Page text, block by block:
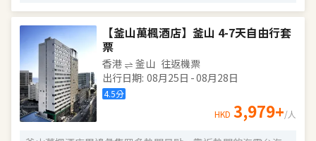
外游泳池等眾多度假設施。此酒店還提供免費 WiFi和禮賓服
務。 酒店設有 5 間餐廳，您可以去LeBlanc簡單吃一點；也
可以待在房間裏，享受 24 小時送餐服務。 自助式早餐（收
費）工作日和週末供應時間為：08:00 至 13:30。 特色服務/
設施包括乾洗/洗衣服務、24 小時前台服務和行李寄存。酒店
提供免費自助停車。 有 114 間空調客房提供平板電腦和迷你
吧；您定能在旅途中找到家的舒適。您的卧床備有羽絨被和
高檔床上用品。客房設有私人陽台。提供免費無線網絡，方
便您與朋友保持聯繫。配備獨立的浴缸和淋浴的私人浴室提
【釜山萬楓酒店】釜山 4-7天自由行套
票
香港 釜山 往返機票
出行日期: 08月25日 -08月28日
4.5分
HKD 3,979+/人